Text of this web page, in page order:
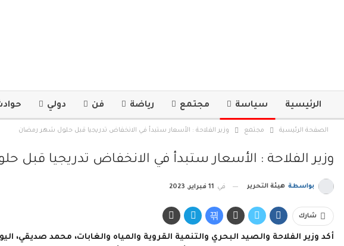
الرئيسية سياسة مجتمع رياضة فن دولي
الصفحة الرئيسية مجتمع وزير الفلاحة : الأسعار ستبدأ في الانخفاض تدريجيا قبل حلول شهر رمضان
وزير الفلاحة : الأسعار ستبدأ في الانخفاض تدريجيا قبل
بواسطة هيئة التحرير في 11 فبراير, 2023
شارك
أكد وزير الفلاحة والصيد البحري والتنمية القروية والمياه والغابات، محمد صديقي،